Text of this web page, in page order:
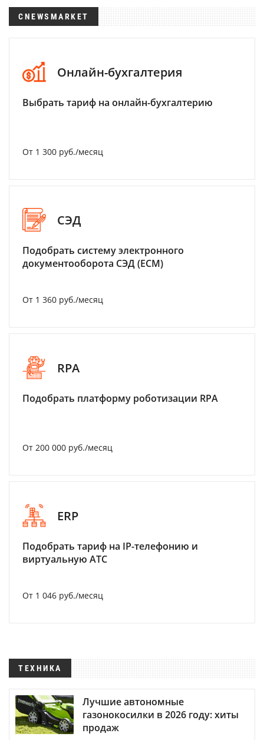
CNEWSMARKET
Онлайн-бухгалтерия
Выбрать тариф на онлайн-бухгалтерию
От 1 300 руб./месяц
СЭД
Подобрать систему электронного
документооборота СЭД (ECM)
От 1 360 руб./месяц
RPA
Подобрать платформу роботизации RPA
От 200 000 руб./месяц
ERP
Подобрать тариф на IP-телефонию и
виртуальную АТС
От 1 046 руб./месяц
ТЕХНИКА
Лучшие автономные
газонокосилки в 2026 году: хиты
продаж